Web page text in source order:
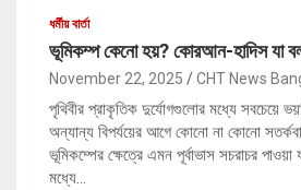
ধর্মীয় বার্তা
ভূমিকম্প কেনো হয়? কোরআন-হাদিস যা
November 22, 2025 CHT News
পৃথিবীর প্রাকৃতিক দুর্যোগগুলোর মধ্যে সবচেয়ে
অন্যান্য বিপর্যয়ের আগে কোনো না কোনো
ভূমিকম্পের ক্ষেত্রে এমন পূর্বাভাস সচরাচর
মধ্যে…